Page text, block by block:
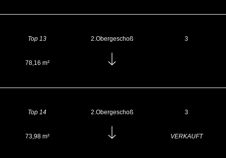
Top 13 2.Obergeschoß 3
78,16 m²
Top 14 2.Obergeschoß 3
73,98 m² VERKAUFT